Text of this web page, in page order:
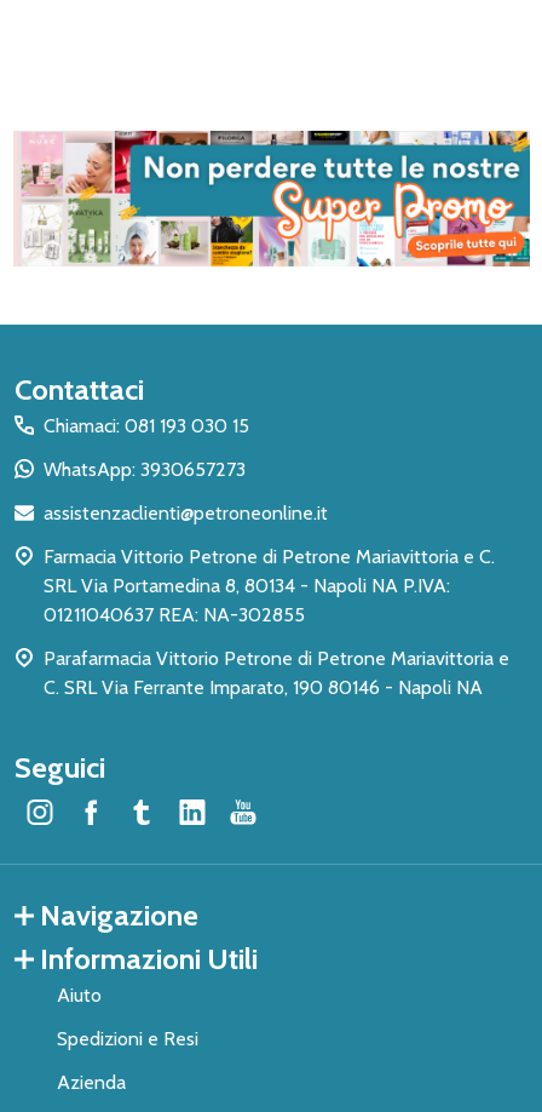
Inizio
del
piè
pagina
Contattaci
Chiamaci: 081 193 030 15
WhatsApp: 3930657273
assistenzaclienti@petroneonline.it
Farmacia Vittorio Petrone di Petrone Mariavittoria e C.
SRL Via Portamedina 8, 80134 - Napoli NA P.IVA:
01211040637 REA: NA-302855
Parafarmacia Vittorio Petrone di Petrone Mariavittoria e
C. SRL Via Ferrante Imparato, 190 80146 - Napoli NA
Seguici
Navigazione
Informazioni Utili
Aiuto
Spedizioni e Resi
Azienda